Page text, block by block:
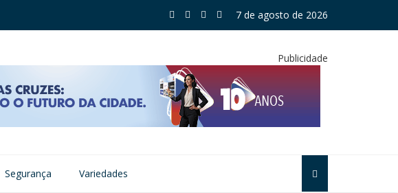
Agosto Dourado reforça incentivo à amamentação em Mogi
7 de agosto de 2026
Publicidade
Segurança Variedades